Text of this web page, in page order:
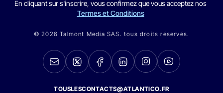
En cliquant sur s'inscrire, vous confirmez que vous acceptez nos
Termes et Conditions
© 2026 Talmont Media SAS. tous droits réservés.
TOUSLESCONTACTS@ATLANTICO.FR